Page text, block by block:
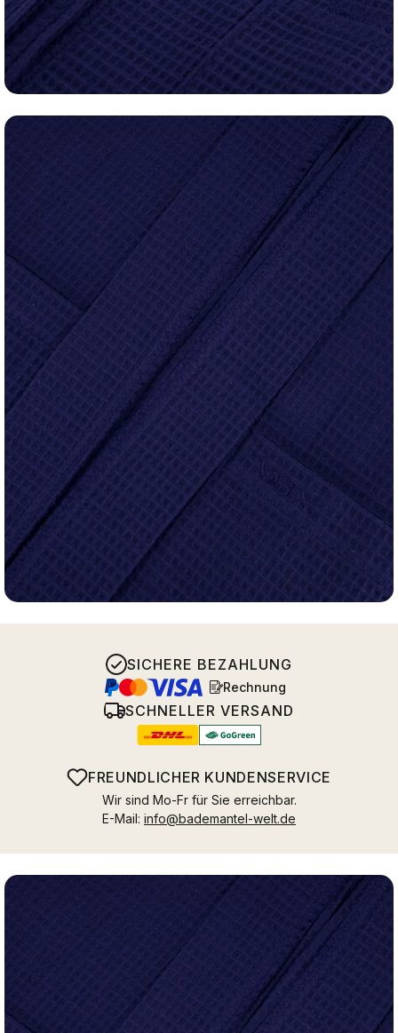
SICHERE BEZAHLUNG
Rechnung
SCHNELLER VERSAND
FREUNDLICHER KUNDENSERVICE
Wir sind Mo-Fr für Sie erreichbar.
E-Mail: info@bademantel-welt.de